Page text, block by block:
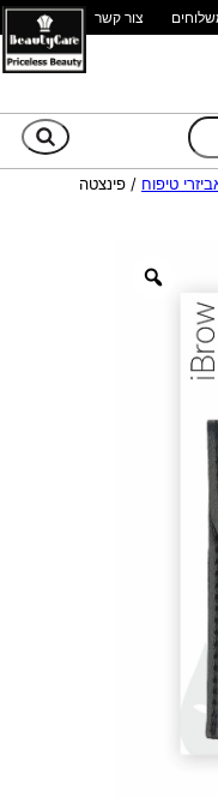
צור קשר
טיפוח / פינצטה